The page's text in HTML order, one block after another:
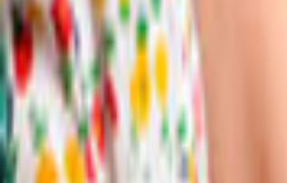
Ana Sayfa